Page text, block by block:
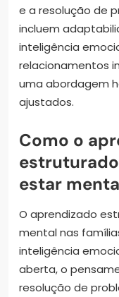
e a resolução de
incluem
inteligência
relacionamentos
uma abordagem
ajustados.
Como o
estar
O aprendizado
mental nas
inteligência
aberta, o
resolução de